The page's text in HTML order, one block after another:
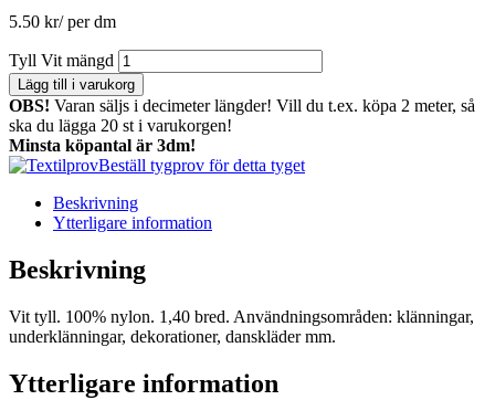
5.50 kr/ per dm
Tyll Vit mängd
Lägg till i varukorg
OBS! Varan säljs i decimeter längder! Vill du t.ex. köpa 2 meter, så
ska du lägga 20 st i varukorgen!
Minsta köpantal är 3dm!
Beställ tygprov för detta tyget
Beskrivning
Ytterligare information
Beskrivning
Vit tyll. 100% nylon. 1,40 bred. Användningsområden: klänningar,
underklänningar, dekorationer, danskläder mm.
Ytterligare information